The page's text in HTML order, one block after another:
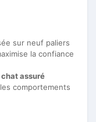
sur neuf paliers
la confiance
chat assuré
comportements